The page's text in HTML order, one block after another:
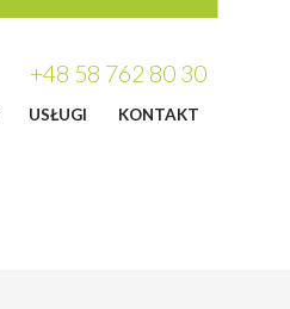
+48 58 762 80 30
USŁUGI KONTAKT